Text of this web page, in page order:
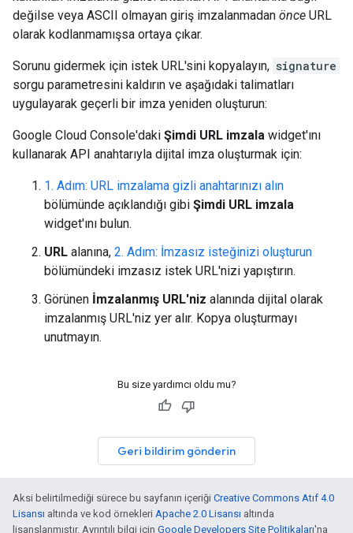
değilse veya ASCII olmayan giriş imzalanmadan önce URL
olarak kodlanmamışsa ortaya çıkar.
Sorunu gidermek için istek URL'sini kopyalayın, signature
sorgu parametresini kaldırın ve aşağıdaki talimatları
uygulayarak geçerli bir imza yeniden oluşturun:
Google Cloud Console'daki Şimdi URL imzala widget'ını
kullanarak API anahtarıyla dijital imza oluşturmak için:
1. Adım: URL imzalama gizli anahtarınızı alın
bölümünde açıklandığı gibi Şimdi URL imzala
widget'ını bulun.
URL alanına, 2. Adım: İmzasız isteğinizi oluşturun
bölümündeki imzasız istek URL'nizi yapıştırın.
Görünen İmzalanmış URL'niz alanında dijital olarak
imzalanmış URL'niz yer alır. Kopya oluşturmayı
unutmayın.
Bu size yardımcı oldu mu?
Geri bildirim gönderin
Aksi belirtilmediği sürece bu sayfanın içeriği Creative Commons Atıf 4.0
Lisansı altında ve kod örnekleri Apache 2.0 Lisansı altında
lisanslanmıştır. Ayrıntılı bilgi için Google Developers Site Politikaları'na